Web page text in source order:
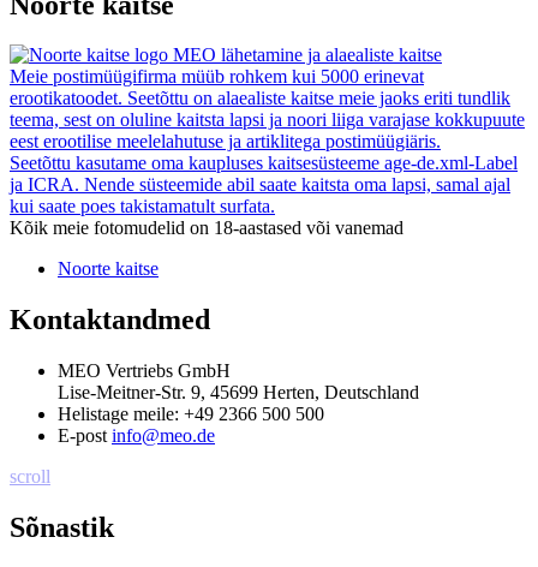
MEO lähetamine ja alaealiste kaitse
Meie postimüügifirma müüb rohkem kui 5000 erinevat
erootikatoodet. Seetõttu on alaealiste kaitse meie jaoks eriti tundlik
teema, sest on oluline kaitsta lapsi ja noori liiga varajase kokkupuute
eest erootilise meelelahutuse ja artiklitega postimüügiäris.
Seetõttu kasutame oma kaupluses kaitsesüsteeme age-de.xml-Label
ja ICRA. Nende süsteemide abil saate kaitsta oma lapsi, samal ajal
kui saate poes takistamatult surfata.
Kõik meie fotomudelid on 18-aastased või vanemad
Noorte kaitse
Kontaktandmed
MEO Vertriebs GmbH
Lise-Meitner-Str. 9, 45699 Herten, Deutschland
Helistage meile: +49 2366 500 500
E-post info@meo.de
scroll
Sõnastik